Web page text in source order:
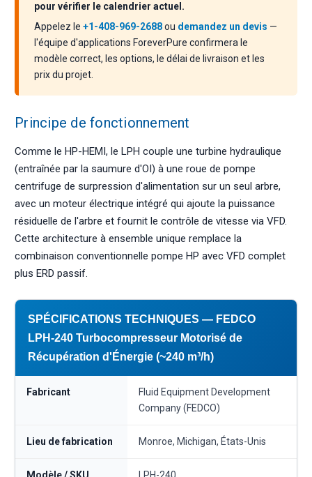
pour vérifier le calendrier actuel.
Appelez le +1-408-969-2688ou demandez un devis —
l'équipe d'applications ForeverPure confirmera le
modèle correct, les options, le délai de livraison et les
prix du projet.
Principe de fonctionnement
Comme le HP-HEMI, le LPH couple une turbine hydraulique
(entraînée par la saumure d'OI) à une roue de pompe
centrifuge de surpression d'alimentation sur un seul arbre,
avec un moteur électrique intégré qui ajoute la puissance
résiduelle de l'arbre et fournit le contrôle de vitesse via VFD.
Cette architecture à ensemble unique remplace la
combinaison conventionnelle pompe HP avec VFD complet
plus ERD passif.
SPÉCIFICATIONS TECHNIQUES — FEDCO
LPH-240 Turbocompresseur Motorisé de
Récupération d'Énergie (~240 m³/h)
Fabricant
Fluid Equipment Development
Company (FEDCO)
Lieu de fabrication Monroe, Michigan, États-Unis